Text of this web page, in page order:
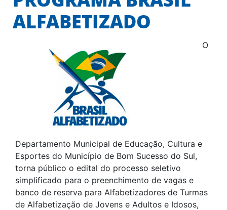
ALFABETIZADO
O
Departamento Municipal de Educação, Cultura e
Esportes do Município de Bom Sucesso do Sul,
torna público o edital do processo seletivo
simplificado para o preenchimento de vagas e
banco de reserva para Alfabetizadores de Turmas
de Alfabetização de Jovens e Adultos e Idosos,